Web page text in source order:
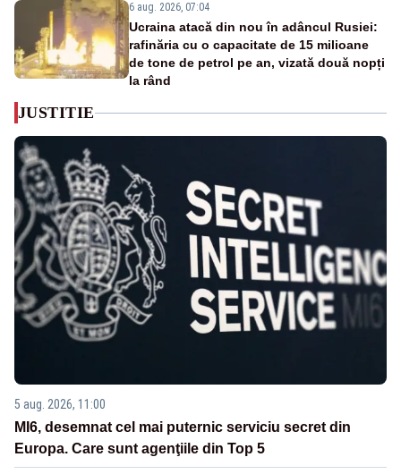
6 aug. 2026, 07:04
Ucraina atacă din nou în adâncul Rusiei:
rafinăria cu o capacitate de 15 milioane
de tone de petrol pe an, vizată două nopți
la rând
JUSTITIE
5 aug. 2026, 11:00
MI6, desemnat cel mai puternic serviciu secret din
Europa. Care sunt agenţiile din Top 5